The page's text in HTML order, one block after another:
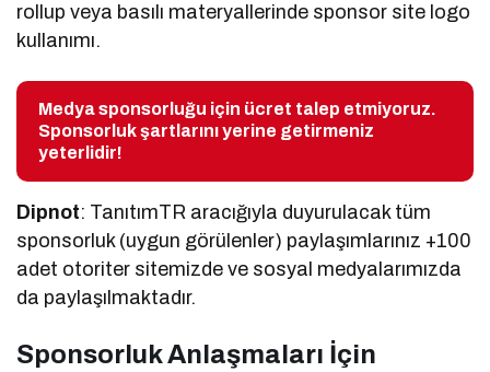
rollup veya basılı materyallerinde sponsor site logo
kullanımı.
Medya sponsorluğu için ücret talep etmiyoruz.
Sponsorluk şartlarını yerine getirmeniz
yeterlidir!
Dipnot: TanıtımTR aracığıyla duyurulacak tüm
sponsorluk (uygun görülenler) paylaşımlarınız +100
adet otoriter sitemizde ve sosyal medyalarımızda
da paylaşılmaktadır.
Sponsorluk Anlaşmaları İçin